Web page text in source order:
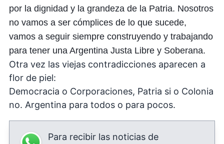
por la dignidad y la grandeza de la Patria. Nosotros
no vamos a ser cómplices de lo que sucede,
vamos a seguir siempre construyendo y trabajando
para tener una Argentina Justa Libre y Soberana.
Otra vez las viejas contradicciones aparecen a
flor de piel:
Democracia o Corporaciones, Patria si o Colonia
no. Argentina para todos o para pocos.
Para recibir las noticias de